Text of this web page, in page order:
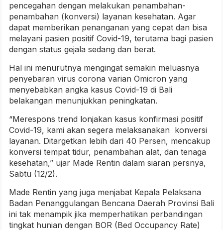
pencegahan dengan melakukan penambahan-
penambahan (konversi) layanan kesehatan. Agar
dapat memberikan penanganan yang cepat dan bisa
melayani pasien positif Covid-19, terutama bagi pasien
dengan status gejala sedang dan berat.
Hal ini menurutnya mengingat semakin meluasnya
penyebaran virus corona varian Omicron yang
menyebabkan angka kasus Covid-19 di Bali
belakangan menunjukkan peningkatan.
“Merespons trend lonjakan kasus konfirmasi positif
Covid-19, kami akan segera melaksanakan konversi
layanan. Ditargetkan lebih dari 40 Persen, mencakup
konversi tempat tidur, penambahan alat, dan tenaga
kesehatan,” ujar Made Rentin dalam siaran persnya,
Sabtu (12/2).
Made Rentin yang juga menjabat Kepala Pelaksana
Badan Penanggulangan Bencana Daerah Provinsi Bali
ini tak menampik jika memperhatikan perbandingan
tingkat hunian dengan BOR (Bed Occupancy Rate)